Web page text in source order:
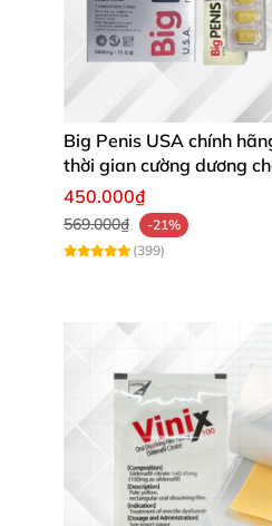
Big Penis USA chính
thời gian cường dương
tinh sớm hộp 12 viên
450.000₫
569.000₫
-21%
(399)